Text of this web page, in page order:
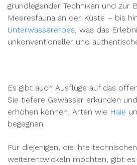
grundlegender Techniken und zur
Meeresfauna an der Küste – bis
Unterwassererbes, was das
unkonventioneller und
Es gibt auch Ausflüge auf das
Sie tiefere Gewässer erkunden
erhöhen können, Arten wie Haie
begegnen.
Für diejenigen, die ihre
weiterentwickeln möchten, gibt